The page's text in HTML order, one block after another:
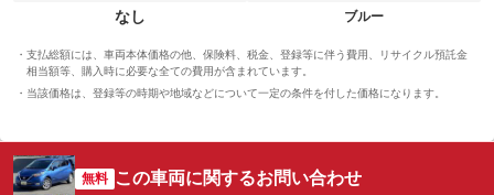
なし
ブルー
支払総額には、車両本体価格の他、保険料、税金、登録等に伴う費用、リサイクル預託金
相当額等、購入時に必要な全ての費用が含まれています。
当該価格は、登録等の時期や地域などについて一定の条件を付した価格になります。
無料 この車両に関するお問い合わせ